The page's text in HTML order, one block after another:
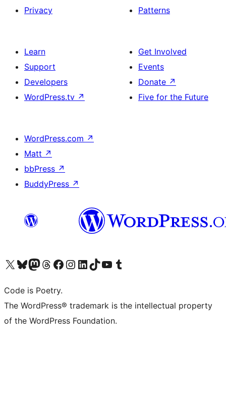
Privacy
Patterns
Learn
Support
Developers
WordPress.tv ↗
Get Involved
Events
Donate ↗
Five for the Future
WordPress.com ↗
Matt ↗
bbPress ↗
BuddyPress ↗
Visit our X (formerly Twitter) account
Visit our Bluesky account
Visit our Mastodon account
Visit our Threads account
Visit our Facebook page
Visit our Instagram account
Visit our LinkedIn account
Visit our TikTok account
Visit our YouTube channel
Visit our Tumblr account
Code is Poetry.
The WordPress® trademark is the intellectual property
of the WordPress Foundation.